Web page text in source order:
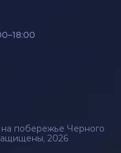
побережье Черного
2026